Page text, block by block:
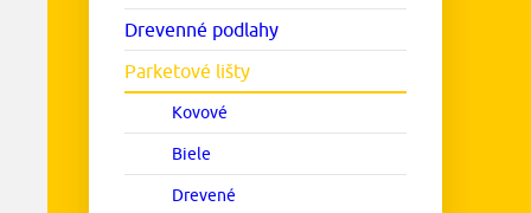
Drevenné podlahy
Parketové lišty
Kovové
Biele
Drevené